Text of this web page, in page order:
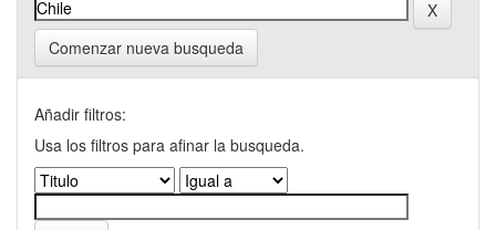
Comenzar nueva busqueda
Añadir filtros:
Usa los filtros para afinar la busqueda.